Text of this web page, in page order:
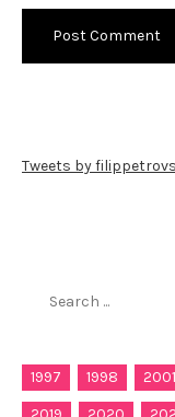
Tweets by
1997 1998 2001